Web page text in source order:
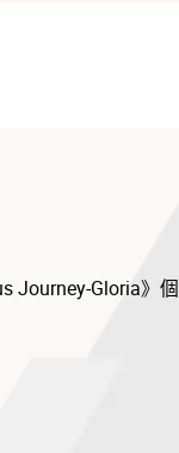
Journey-Gloria》個
擅長聲樂，曾為多
音及嘉賓，包括王